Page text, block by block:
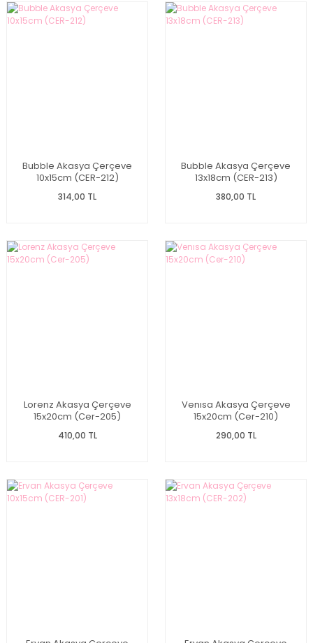
Bubble Akasya Çerçeve
10x15cm (CER-212)
314,00 TL
Bubble Akasya Çerçeve
13x18cm (CER-213)
380,00 TL
Lorenz Akasya Çerçeve
15x20cm (Cer-205)
410,00 TL
Venısa Akasya Çerçeve
15x20cm (Cer-210)
290,00 TL